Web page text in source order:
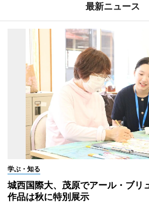
最新ニュース
学ぶ・知る
城西国際大、茂原でアール・ブ
作品は秋に特別展示